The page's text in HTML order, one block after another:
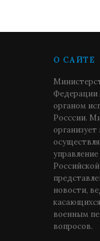
О САЙТЕ
Федерации
органом
Росссии.
новости,
военным
вопросов.